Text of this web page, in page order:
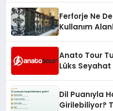
Ferforje Ne
Kullanım
Anato Tour
Lüks
Dil Puanıyla
Girilebiliyor?